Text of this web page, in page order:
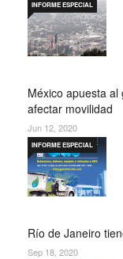
México apuesta
afectar movilidad
INFORME ESPECIAL
Jun 12, 2020
Río de Janeiro
INFORME ESPECIAL
Sep 18, 2020